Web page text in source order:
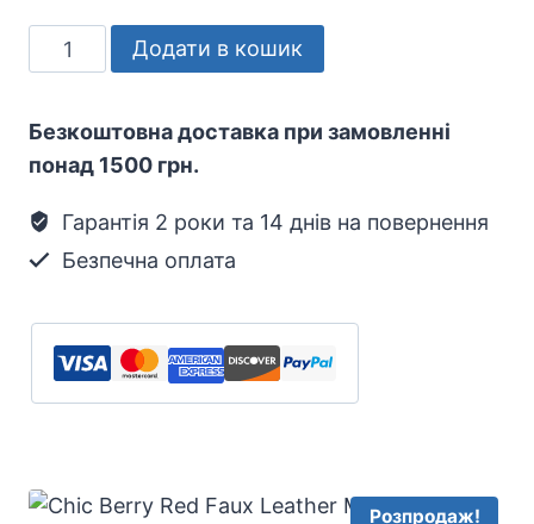
ціна:ціна:
$12.
CozyHedge
Cellars
Year-
Old
Single
Malt
Scotch
40%
ABV,
700ml
Додати в кошик
Безкоштовна доставка при замовленні
понад 1500 грн.
Гарантія 2 роки та 14 днів на повернення
Безпечна оплата
Розпродаж!